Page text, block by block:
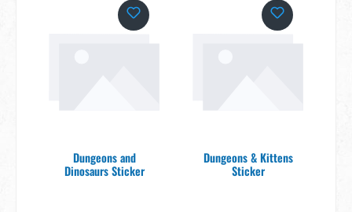
Dungeons and
Dinosaurs Sticker
Dungeons & Kittens
Sticker